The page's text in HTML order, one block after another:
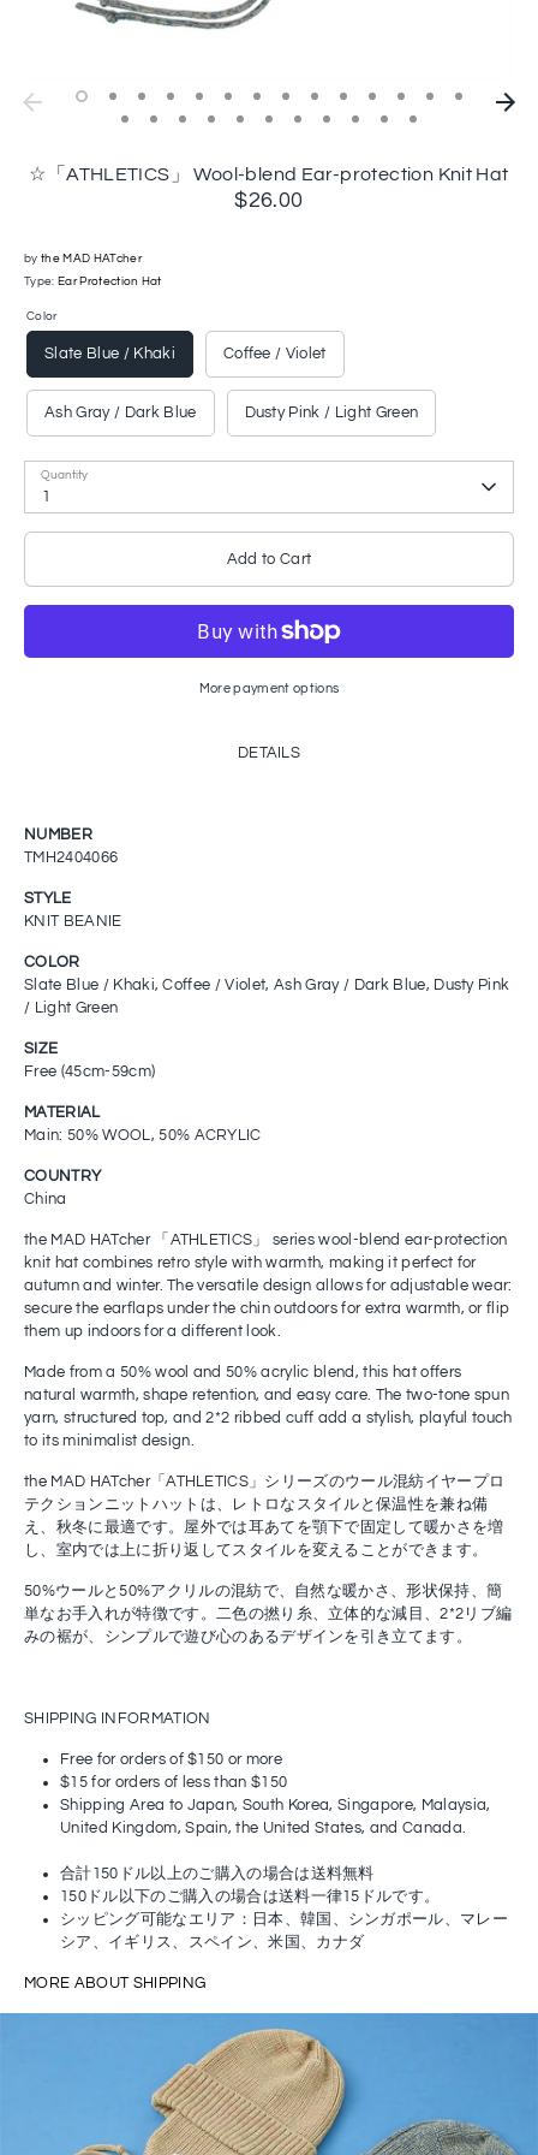
☆「ATHLETICS」 Wool-blend Ear-protection Knit Hat
$26.00
by the MAD HATcher
Type: Ear Protection Hat
Color
Slate Blue / Khaki Coffee / Violet
Ash Gray / Dark Blue Dusty Pink / Light Green
Quantity
1
Add to Cart
More payment options
DETAILS
NUMBER
TMH2404066
STYLE
KNIT BEANIE
COLOR
Slate Blue / Khaki, Coffee / Violet, Ash Gray / Dark Blue, Dusty Pink
/ Light Green
SIZE
Free (45cm-59cm)
MATERIAL
Main: 50%WOOL, 50% ACRYLIC
COUNTRY
China
the MAD HATcher 「ATHLETICS」 series wool-blend ear-protection
knit hat combines retro style with warmth, making it perfect for
autumn and winter. The versatile design allows for adjustable wear:
secure the earflaps under the chin outdoors for extra warmth, or flip
them up indoors for a different look.
Made from a 50% wool and 50% acrylic blend, this hat offers
natural warmth, shape retention, and easy care. The two-tone spun
yarn, structured top, and 2*2 ribbed cuff add a stylish, playful touch
to its minimalist design.
the MAD HATcher「ATHLETICS」シリーズのウール混紡イヤープロ
テクション ニットハットは、レトロなスタイルと保温性を兼ね備
え、秋冬に最適です。屋外では耳あてを顎下で固定して暖かさを増
し、室内では上に折り返してスタイルを変えることができます。
50%ウールと50%アクリルの混紡で、自然な暖かさ、形状保持、簡
単なお手入れが特徴です。二色の撚り糸、立体的な減目、2*2リブ編
みの裾が、シンプルで遊び心のあるデザインを引き立てます。
SHIPPING INFORMATION
Free for orders of $150 or more
$15 for orders of less than $150
Shipping Area to Japan, South Korea, Singapore, Malaysia,
United Kingdom, Spain, the United States, and Canada.
合計150ドル以上のご購入の場合は送料無料
150ドル以下のご購入の場合は送料一律15ドルです。
シッピング可能なエリア：日本、韓国、シンガポール、マレー
シア、イギリス、スペイン、米国、カナダ
MORE ABOUT SHIPPING